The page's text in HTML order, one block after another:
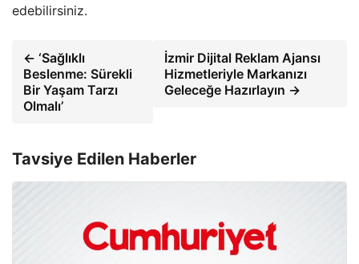
edebilirsiniz.
← ‘Sağlıklı
Beslenme: Sürekli
Bir Yaşam Tarzı
Olmalı’
İzmir Dijital Reklam Ajansı
Hizmetleriyle Markanızı
Geleceğe Hazırlayın →
Tavsiye Edilen Haberler